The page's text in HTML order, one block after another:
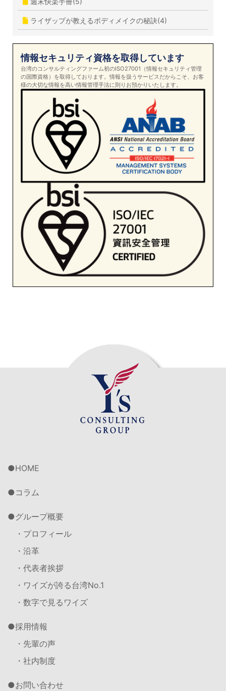
ライザップが教えるボディメイクの秘訣(4)
情報セキュリティ資格を取得しています
台湾のコンサルティングファーム初のISO27001（情報セキュリティ管理
の国際資格）を取得しております。情報を扱うサービスだからこそ、お客
様の大切な情報を高い情報管理手法に則りお預かりいたします。
HOME
コラム
グループ概要
・プロフィール
・沿革
・代表者挨拶
・ワイズが誇る台湾No.1
・数字で見るワイズ
採用情報
・先輩の声
・社内制度
お問い合わせ